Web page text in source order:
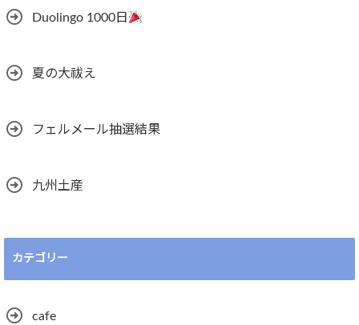
Duolingo 1000日
夏の大祓え
フェルメール抽選結果
九州土産
カテゴリー
cafe